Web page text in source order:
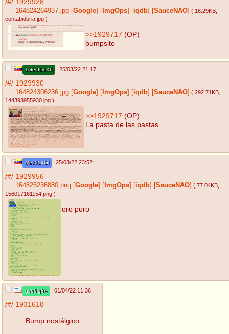
/#/ 1929928
164824264937.jpg Google ImgOps iqdb SauceNAO ( 16.29KB
contabiduria.jpg )
>>1929717 (OP)
bumpsito
1GeODeX6 25/03/22 21:17
/#/ 1929930
164824306236.jpg Google ImgOps iqdb SauceNAO ( 292.71KB
144393955930.jpg )
>>1929717 (OP)
La pasta de las pastas
Mez014Gl 25/03/22 23:52
/#/ 1929956
164825236880.png Google ImgOps iqdb SauceNAO ( 77.04KB
156017161154.png )
oro puro
gvb6lg8A 01/04/22 11:36
/#/ 1931618
Bump nostálgico